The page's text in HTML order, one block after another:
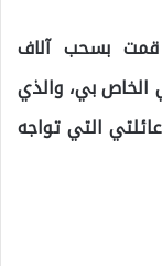
“على مدى 30 عاماً، قمت بسحب آلاف
الخاص بي، والذي
التي تواجه